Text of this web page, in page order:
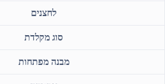
לחצנים
סוג מקלדת
מבנה מפתחות